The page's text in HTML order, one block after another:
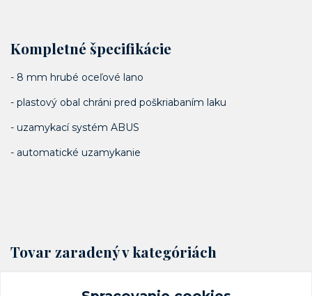
Kompletné špecifikácie
- 8 mm hrubé oceľové lano
- plastový obal chráni pred poškriabaním laku
- uzamykací systém ABUS
- automatické uzamykanie
Tovar zaradený v kategóriách